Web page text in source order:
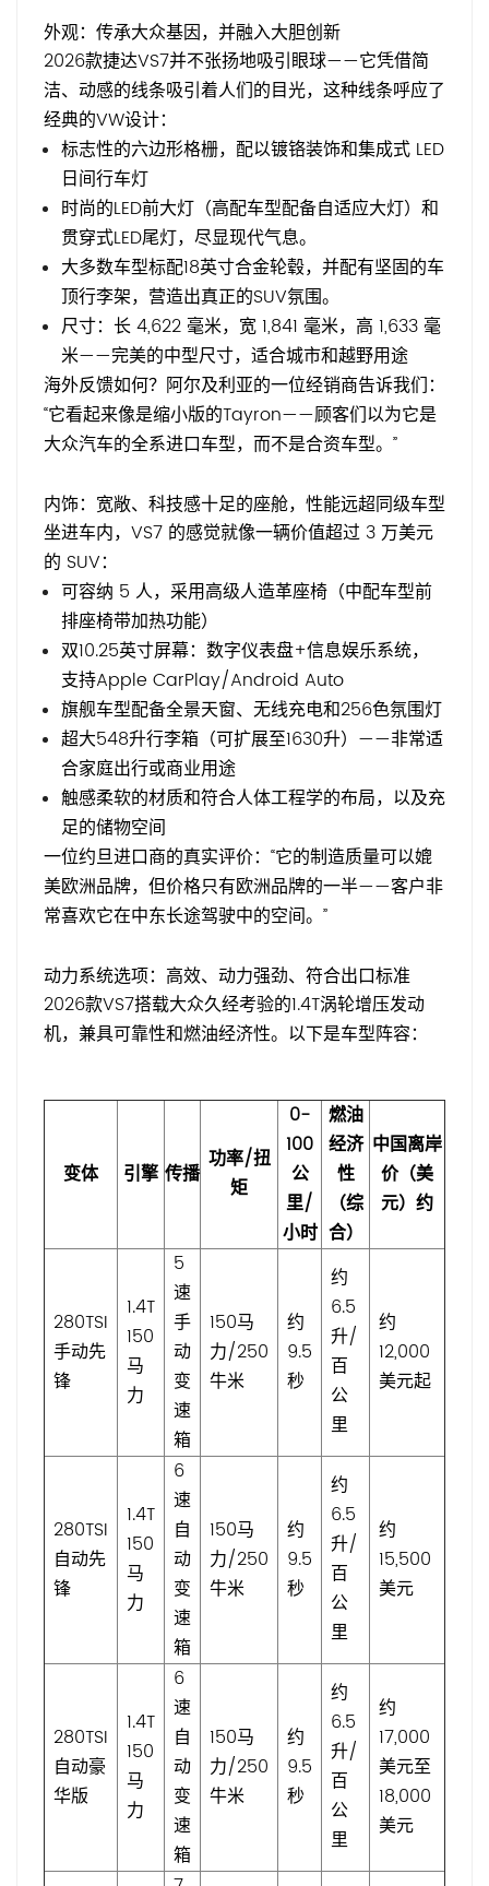
外观：传承大众基因，并融入大胆创新
2026款捷达VS7并不张扬地吸引眼球——它凭借简
洁、动感的线条吸引着人们的目光，这种线条呼应了
经典的VW设计：
标志性的六边形格栅，配以镀铬装饰和集成式 LED
日间行车灯
时尚的LED前大灯（高配车型配备自适应大灯）和
贯穿式LED尾灯，尽显现代气息。
大多数车型标配18英寸合金轮毂，并配有坚固的车
顶行李架，营造出真正的SUV氛围。
尺寸：长 4,622 毫米，宽 1,841 毫米，高 1,633 毫
米——完美的中型尺寸，适合城市和越野用途
海外反馈如何？阿尔及利亚的一位经销商告诉我们：
“它看起来像是缩小版的Tayron——顾客们以为它是
大众汽车的全系进口车型，而不是合资车型。”
内饰：宽敞、科技感十足的座舱，性能远超同级车型
坐进车内，VS7 的感觉就像一辆价值超过 3 万美元
的 SUV：
可容纳 5 人，采用高级人造革座椅（中配车型前
排座椅带加热功能）
双10.25英寸屏幕：数字仪表盘+信息娱乐系统，
支持Apple CarPlay/Android Auto
旗舰车型配备全景天窗、无线充电和256色氛围灯
超大548升行李箱（可扩展至1630升）——非常适
合家庭出行或商业用途
触感柔软的材质和符合人体工程学的布局，以及充
足的储物空间
一位约旦进口商的真实评价：“它的制造质量可以媲
美欧洲品牌，但价格只有欧洲品牌的一半——客户非
常喜欢它在中东长途驾驶中的空间。”
动力系统选项：高效、动力强劲、符合出口标准
2026款VS7搭载大众久经考验的1.4T涡轮增压发动
机，兼具可靠性和燃油经济性。以下是车型阵容：
变体 引擎 传播
功率/扭
矩
0-
100
公
里/
小时
燃油
经济
性
（综
合）
中国离岸
价（美
元）约
280TSI
手动先
锋
1.4T
150
马
力
5
速
手
动
变
速
箱
150马
力/250
牛米
约
9.5
秒
约
6.5
升/
百
公
里
约
12,000
美元起
280TSI
自动先
锋
1.4T
150
马
力
6
速
自
动
变
速
箱
150马
力/250
牛米
约
9.5
秒
约
6.5
升/
百
公
里
约
15,500
美元
280TSI
自动豪
华版
1.4T
150
马
力
6
速
自
动
变
速
箱
150马
力/250
牛米
约
9.5
秒
约
6.5
升/
百
公
里
约
17,000
美元至
18,000
美元